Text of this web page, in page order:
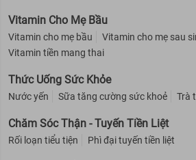
Vitamin Cho Mẹ Bầu
Vitamin cho mẹ bầu
Vitamin cho mẹ sau
Vitamin tiền mang thai
Thức Uống Sức Khỏe
Nước yến Sữa tăng cường sức khoẻ Trà
Chăm Sóc Thận - Tuyến Tiền Liệt
Rối loạn tiểu tiện Phì đại tuyến tiền liệt